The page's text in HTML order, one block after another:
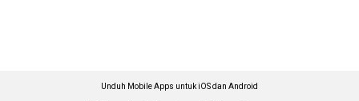
Unduh Mobile Apps untuk iOS dan Android